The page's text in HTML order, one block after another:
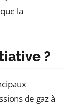
la
?
de gaz à